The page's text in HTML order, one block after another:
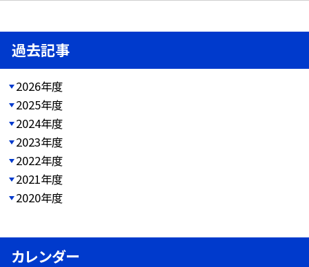
過去記事
2026年度
2025年度
2024年度
2023年度
2022年度
2021年度
2020年度
カレンダー